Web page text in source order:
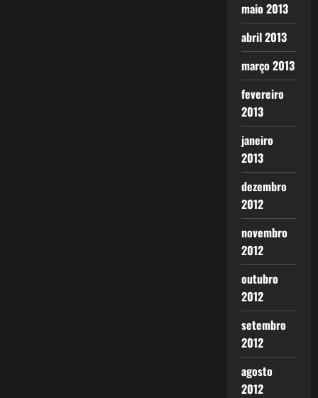
maio 2013
abril 2013
março 2013
fevereiro
2013
janeiro
2013
dezembro
2012
novembro
2012
outubro
2012
setembro
2012
agosto
2012